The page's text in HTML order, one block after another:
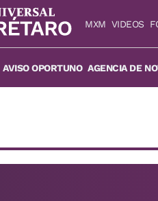
MXM VIDEOS
AVISO OPORTUNO AGENCIA DE